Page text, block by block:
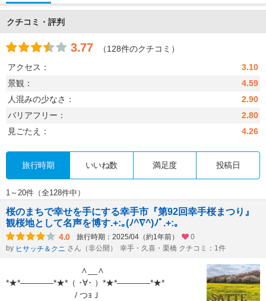
クチコミ・評判
3.77
（128件のクチコミ）
アクセス：
3.10
景観：
4.59
人混みの少なさ：
2.90
バリアフリー：
2.80
見ごたえ：
4.26
旅行時期 いいね数 満足度 投稿日
1～20件（全128件中）
桜のまちで幸せを手にする幸手市『第92回幸手桜まつり』
観桜地として名声を博す.+:｡(ﾉ^∇^)ﾉﾟ.+:｡
4.0 旅行時期：2025/04（約1年前）
0
by ヒサッチ＆クニ さん（非公開） 幸手・久喜・栗橋 クチコミ：1件
∧__∧
*★*――――*★*（ ･∀･ ）*★*――――*★*
/ つｮＪ